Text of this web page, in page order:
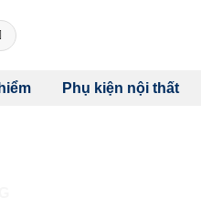
Phụ kiện nội thất